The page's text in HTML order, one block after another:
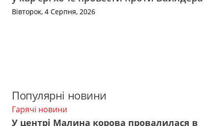
Вівторок, 4 Серпня, 2026
Популярні новини
Гарячі новини
У центрі Малина корова провалилася в